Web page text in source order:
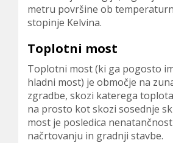
metru površine ob
stopinje Kelvina.
Toplotni most
Toplotni most (ki ga pogosto
hladni most) je območje na
zgradbe, skozi katerega
na prosto kot skozi sosednje
most je posledica
načrtovanju in gradnji stavbe.